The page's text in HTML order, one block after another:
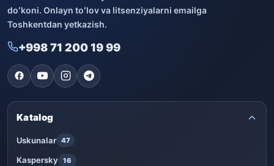
doʻkoni. Onlayn toʻlov va litsenziyalarni emailga
Toshkentdan yetkazish.
+998 71 200 19 99
Katalog
Uskunalar 47
Kaspersky 16